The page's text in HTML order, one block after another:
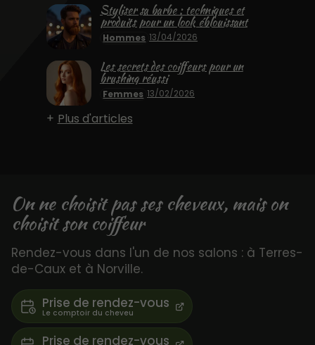
Hommes 13/04/2026
Styliser sa barbe : techniques et
produits pour un look éblouissant
Femmes 13/02/2026
Les secrets des coiffeurs pour un
brushing réussi
Plus d'articles
On ne choisit pas ses cheveux, mais on
choisit son coiffeur
Rendez-vous dans l'un de nos salons : à Terres-
de-Caux et à Norville.
Prise de rendez-vous
Prise de rendez-vous